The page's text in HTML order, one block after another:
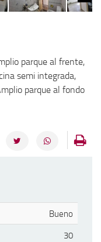
single-
parque al frente,
semi integrada,
parque al fondo
Bueno
30